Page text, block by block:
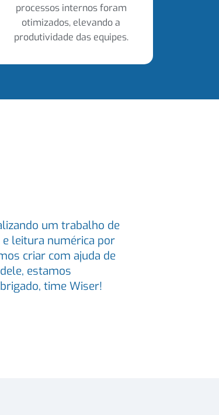
processos internos foram
otimizados, elevando a
produtividade das equipes.
um trabalho de
leitura numérica por
criar com ajuda de
estamos
time Wiser!